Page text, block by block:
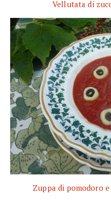
Vellutata di
Zuppa di pomodoro